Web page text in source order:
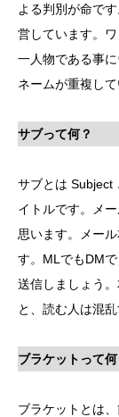
よる判別が命で
営しています。
一人物である事
ネームが重複し
サブって何？
サブとは Subject
イトルです。メ
思います。メー
す。MLでもDM
送信しましょう
と、読む人は混
ブラケットって何
ブラケットとは